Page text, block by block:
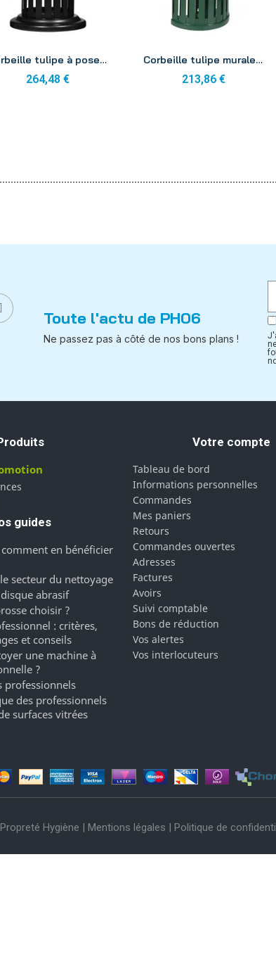
Corbeille tulipe à poser ronde gris manganèse
264,48 €
Corbeille tulipe murale vert mousse 35L
213,86 €
Toute l'actu de PH06
Ne passez pas à côté de nos bons plans !
guides
comment en bénéficier
secteur du nettoyage
abrasif
choisir ?
: critères,
et conseils
une machine à
?
professionnels
des professionnels
surfaces vitrées
Votre compte
Tableau de bord
Informations personnelles
Commandes
Mes paniers
Retours
Commandes ouvertes
Adresses
Factures
Avoirs
Suivi comptable
Bons de réduction
Vos alertes
Vos interlocuteurs
Hygiène | Mentions légales Politique de